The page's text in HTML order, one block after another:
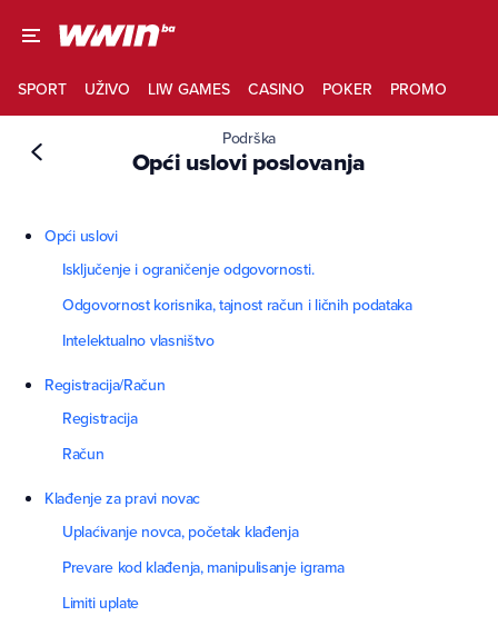
SPORT UŽIVO LIW GAMES CASINO POKER PROMO
Podrška
Opći uslovi poslovanja
Opći uslovi
Isključenje i ograničenje odgovornosti.
Odgovornost korisnika, tajnost račun i ličnih podataka
Intelektualno vlasništvo
Registracija/Račun
Registracija
Račun
Klađenje za pravi novac
Uplaćivanje novca, početak klađenja
Prevare kod klađenja, manipulisanje igrama
Limiti uplate